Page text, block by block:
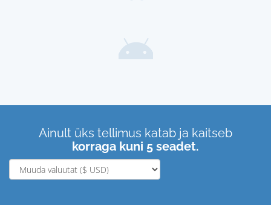
Ainult üks tellimus katab ja kaitseb
korraga kuni 5 seadet.